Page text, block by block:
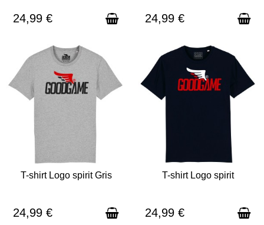
24,99 € 24,99 €
T-shirt Logo spirit Gris
24,99 €
T-shirt Logo spirit
24,99 €